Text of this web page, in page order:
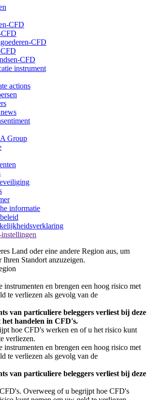
CFD
CFD
CFD
instrument
actions
Group
informatie
Land oder eine andere Region aus, um
Standort anzuzeigen.
en brengen een hoog risico met
te verliezen als gevolg van de
van particuliere beleggers verliest bij deze
het handelen in CFD's.
hoe CFD's werken en of u het risico kunt
verliezen.
en brengen een hoog risico met
te verliezen als gevolg van de
van particuliere beleggers verliest bij deze
Overweeg of u begrijpt hoe CFD's